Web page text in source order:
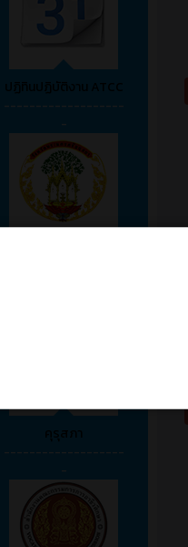
ปฏิทินปฏิบัติงาน ATCC
-------------------
-
คุรุสภา
-------------------
-